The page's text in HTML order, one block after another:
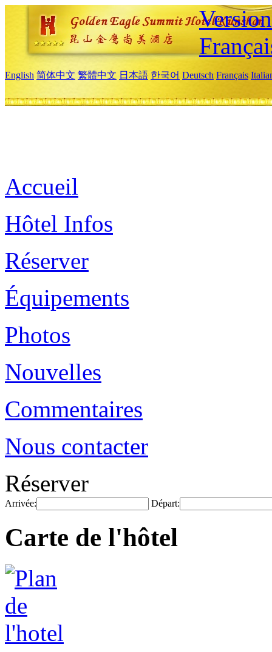
English 简体中文 繁體中文 日本語 한국어 Deutsch Français
Accueil
Hôtel Infos
Réserver
Équipements
Photos
Nouvelles
Commentaires
Nous contacter
Réserver
Arrivée: Départ:
Carte de l'hôtel